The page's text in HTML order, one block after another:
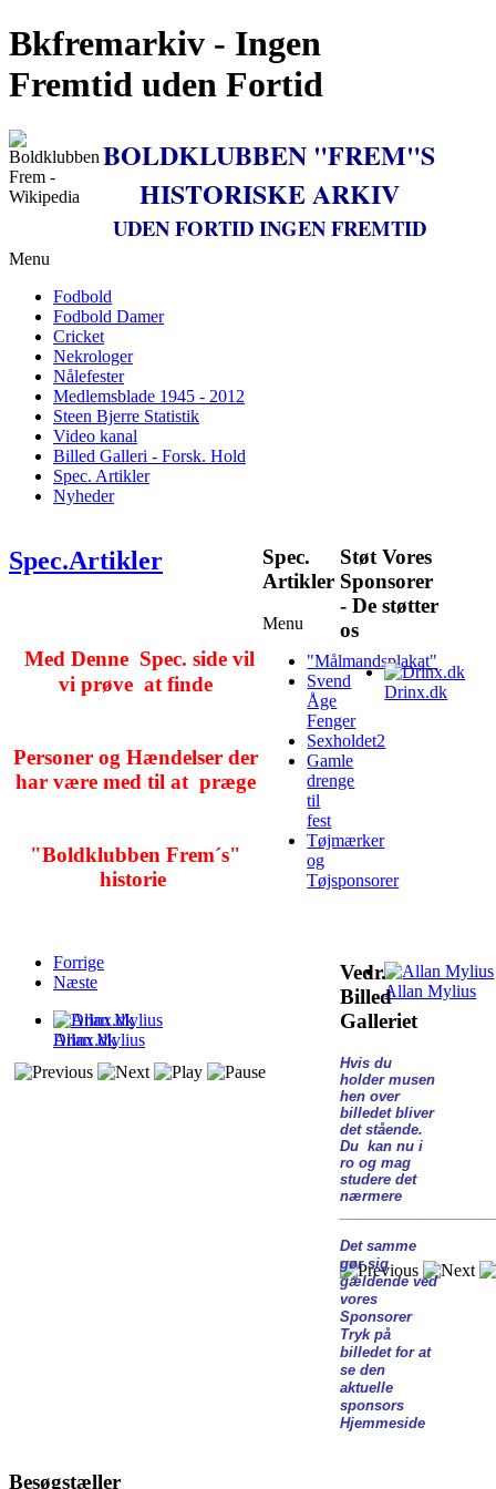
Bkfremarkiv - Ingen
Fremtid uden Fortid
BOLDKLUBBEN "FREM"S
HISTORISKE ARKIV
UDEN FORTID INGEN FREMTID
Menu
Fodbold
Fodbold Damer
Cricket
Nekrologer
Nålefester
Medlemsblade 1945 - 2012
Steen Bjerre Statistik
Video kanal
Billed Galleri - Forsk. Hold
Spec. Artikler
Nyheder
Spec.Artikler
Med Denne Spec. side vil
vi prøve at finde
Personer og Hændelser der
har være med til at præge
"Boldklubben Frem´s"
historie
Forrige
Næste
Spec.
Artikler
Menu
"Målmandsplakat"
Svend
Åge
Fenger
Sexholdet2
Gamle
drenge
til
fest
Tøjmærker
og
Tøjsponsorer
Støt Vores
Sponsorer
- De støtter
os
Drinx.dk
Allan Mylius
Vedr.
Billed
Galleriet
Hvis du
holder musen
hen over
billedet bliver
det stående.
Du kan nu i
ro og mag
studere det
nærmere
Det samme
gør sig
gældende ved
vores
Sponsorer
Tryk på
billedet for at
se den
aktuelle
sponsors
Hjemmeside
Allan Mylius
Drinx.dk
Besøgstæller